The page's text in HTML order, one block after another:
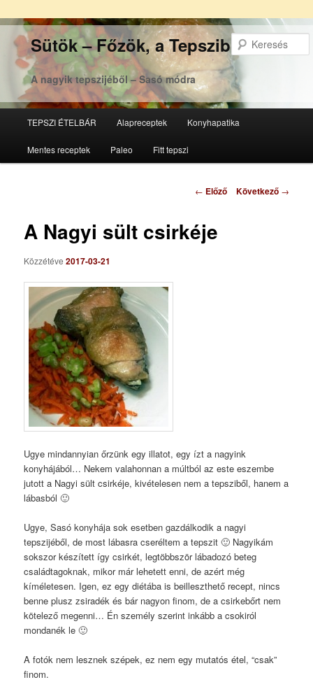
Sütök – Főzök, a Tepsziből
A nagyik tepszijéből – Sasó módra
Tovább
az
Tovább
a
TEPSZI ÉTELBÁR Alapreceptek Konyhapatika
Mentes receptek Paleo Fitt tepszi
Bejegyzés
← Előző Következő →
A Nagyi sült csirkéje
Közzétéve2017-03-21
Ugye mindannyian őrzünk egy illatot, egy ízt a nagyink
konyhájából… Nekem valahonnan a múltból az este eszembe
jutott a Nagyi sült csirkéje, kivételesen nem a tepsziből, hanem a
lábasból 🙂
Ugye, Sasó konyhája sok esetben gazdálkodik a nagyi
tepszijéből, de most lábasra cseréltem a tepszit 🙂 Nagyikám
sokszor készített így csirkét, legtöbbször lábadozó beteg
családtagoknak, mikor már lehetett enni, de azért még
kíméletesen. Igen, ez egy diétába is beilleszthető recept, nincs
benne plusz zsiradék és bár nagyon finom, de a csirkebőrt nem
kötelező megenni… Én személy szerint inkább a csokiról
mondanék le 🙂
A fotók nem lesznek szépek, ez nem egy mutatós étel, “csak”
finom.